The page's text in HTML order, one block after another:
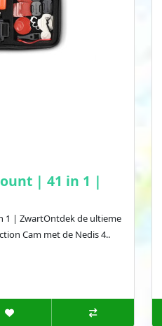
| 41 in 1 |
1 | ZwartOntdek de ultieme
Cam met de Nedis 4..